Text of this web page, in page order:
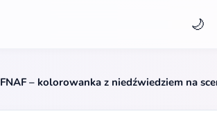
🌙
FNAF – kolorowanka z niedźwiedziem na